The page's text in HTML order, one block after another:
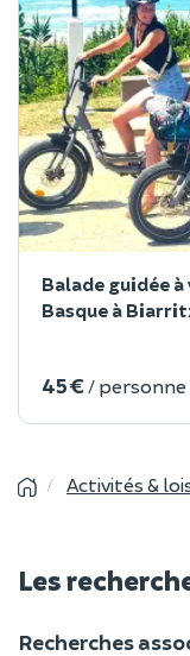
Balade guidée
Basque à
45 € / personne
Activités &
Les
Recherches